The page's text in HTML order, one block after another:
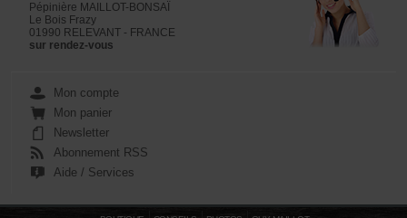
Pépinière MAILLOT-BONSAÏ
Le Bois Frazy
01990 RELEVANT - FRANCE
sur rendez-vous
Mon compte
Mon panier
Newsletter
Abonnement RSS
Aide / Services